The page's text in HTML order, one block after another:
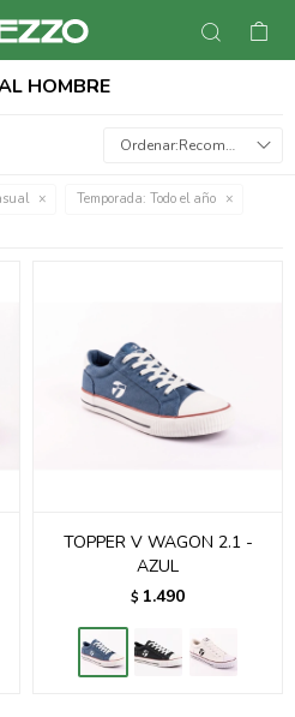
HOMBRE
Recomendados
Temporada: Todo el año
TOPPER V WAGON 2.1 -
AZUL
$ 1.490